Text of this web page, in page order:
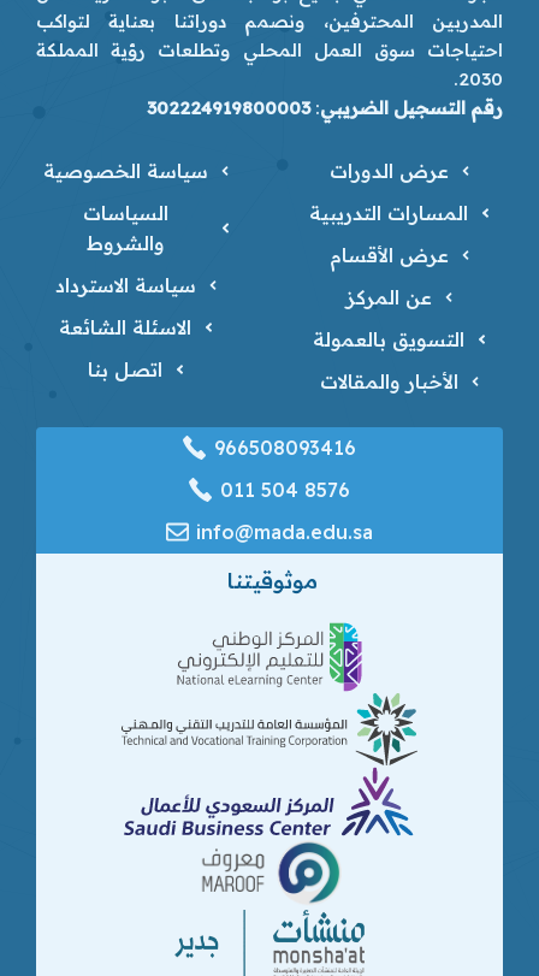
المدربين المحترفين، ونصمم دوراتنا بعناية لتواكب
احتياجات سوق العمل المحلي وتطلعات رؤية المملكة
2030.
رقم التسجيل الضريبي:
302224919800003
عرض الدورات
المسارات التدريبية
عرض الأقسام
عن المركز
التسويق بالعمولة
الأخبار والمقالات
سياسة الخصوصية
السياسات
والشروط
سياسة الاسترداد
الاسئلة الشائعة
اتصل بنا
966508093416
‎011 504 8576
info@mada.edu.sa
موثوقيتنا